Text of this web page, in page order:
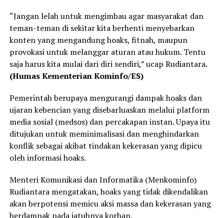
“Jangan lelah untuk mengimbau agar masyarakat dan
teman-teman di sekitar kita berhenti menyebarkan
konten yang mengandung hoaks, fitnah, maupun
provokasi untuk melanggar aturan atau hukum. Tentu
saja harus kita mulai dari diri sendiri,” ucap Rudiantara.
(Humas Kementerian Kominfo/ES)
Pemerintah berupaya mengurangi dampak hoaks dan
ujaran kebencian yang disebarluaskan melalui platform
media sosial (medsos) dan percakapan instan. Upaya itu
ditujukan untuk meminimalisasi dan menghindarkan
konflik sebagai akibat tindakan kekerasan yang dipicu
oleh informasi hoaks.
Menteri Komunikasi dan Informatika (Menkominfo)
Rudiantara mengatakan, hoaks yang tidak dikendalikan
akan berpotensi memicu aksi massa dan kekerasan yang
berdampak pada jatuhnya korban.